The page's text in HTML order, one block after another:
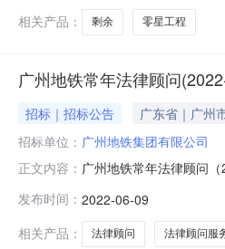
相关产品：
剩余 零星工程
广州地铁常年法律顾问
招标｜招标公告
广东省｜广州
招标单位： 广州地铁集团有限公司
正文内容： 广州地铁常年法律顾问
分为2个标段，投标人可
务范围标
发布时间： 2022-06-09
相关产品：
法律顾问 法律顾问服